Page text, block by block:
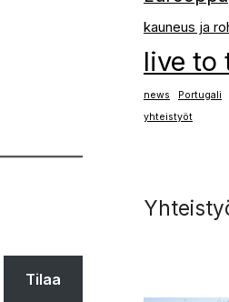
Tilaa
kauneus ja
live to
news Portugali
yhteistyöt